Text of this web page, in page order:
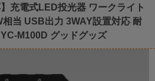
充電式LED投光器 ワークライト
当 USB出力 3WAY設置対応 耐
M100D グッドグッズ